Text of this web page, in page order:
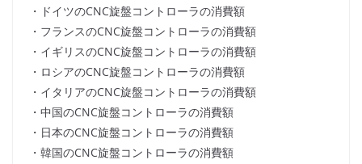
・ドイツのCNC旋盤コントローラの消費額
・フランスのCNC旋盤コントローラの消費額
・イギリスのCNC旋盤コントローラの消費額
・ロシアのCNC旋盤コントローラの消費額
・イタリアのCNC旋盤コントローラの消費額
・中国のCNC旋盤コントローラの消費額
・日本のCNC旋盤コントローラの消費額
・韓国のCNC旋盤コントローラの消費額